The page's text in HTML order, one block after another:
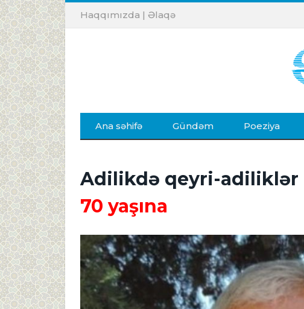
Haqqımızda | Əlaqə
Ana səhifə Gündəm Poeziya
Adilikdə qeyri-adiliklər
70 yaşına